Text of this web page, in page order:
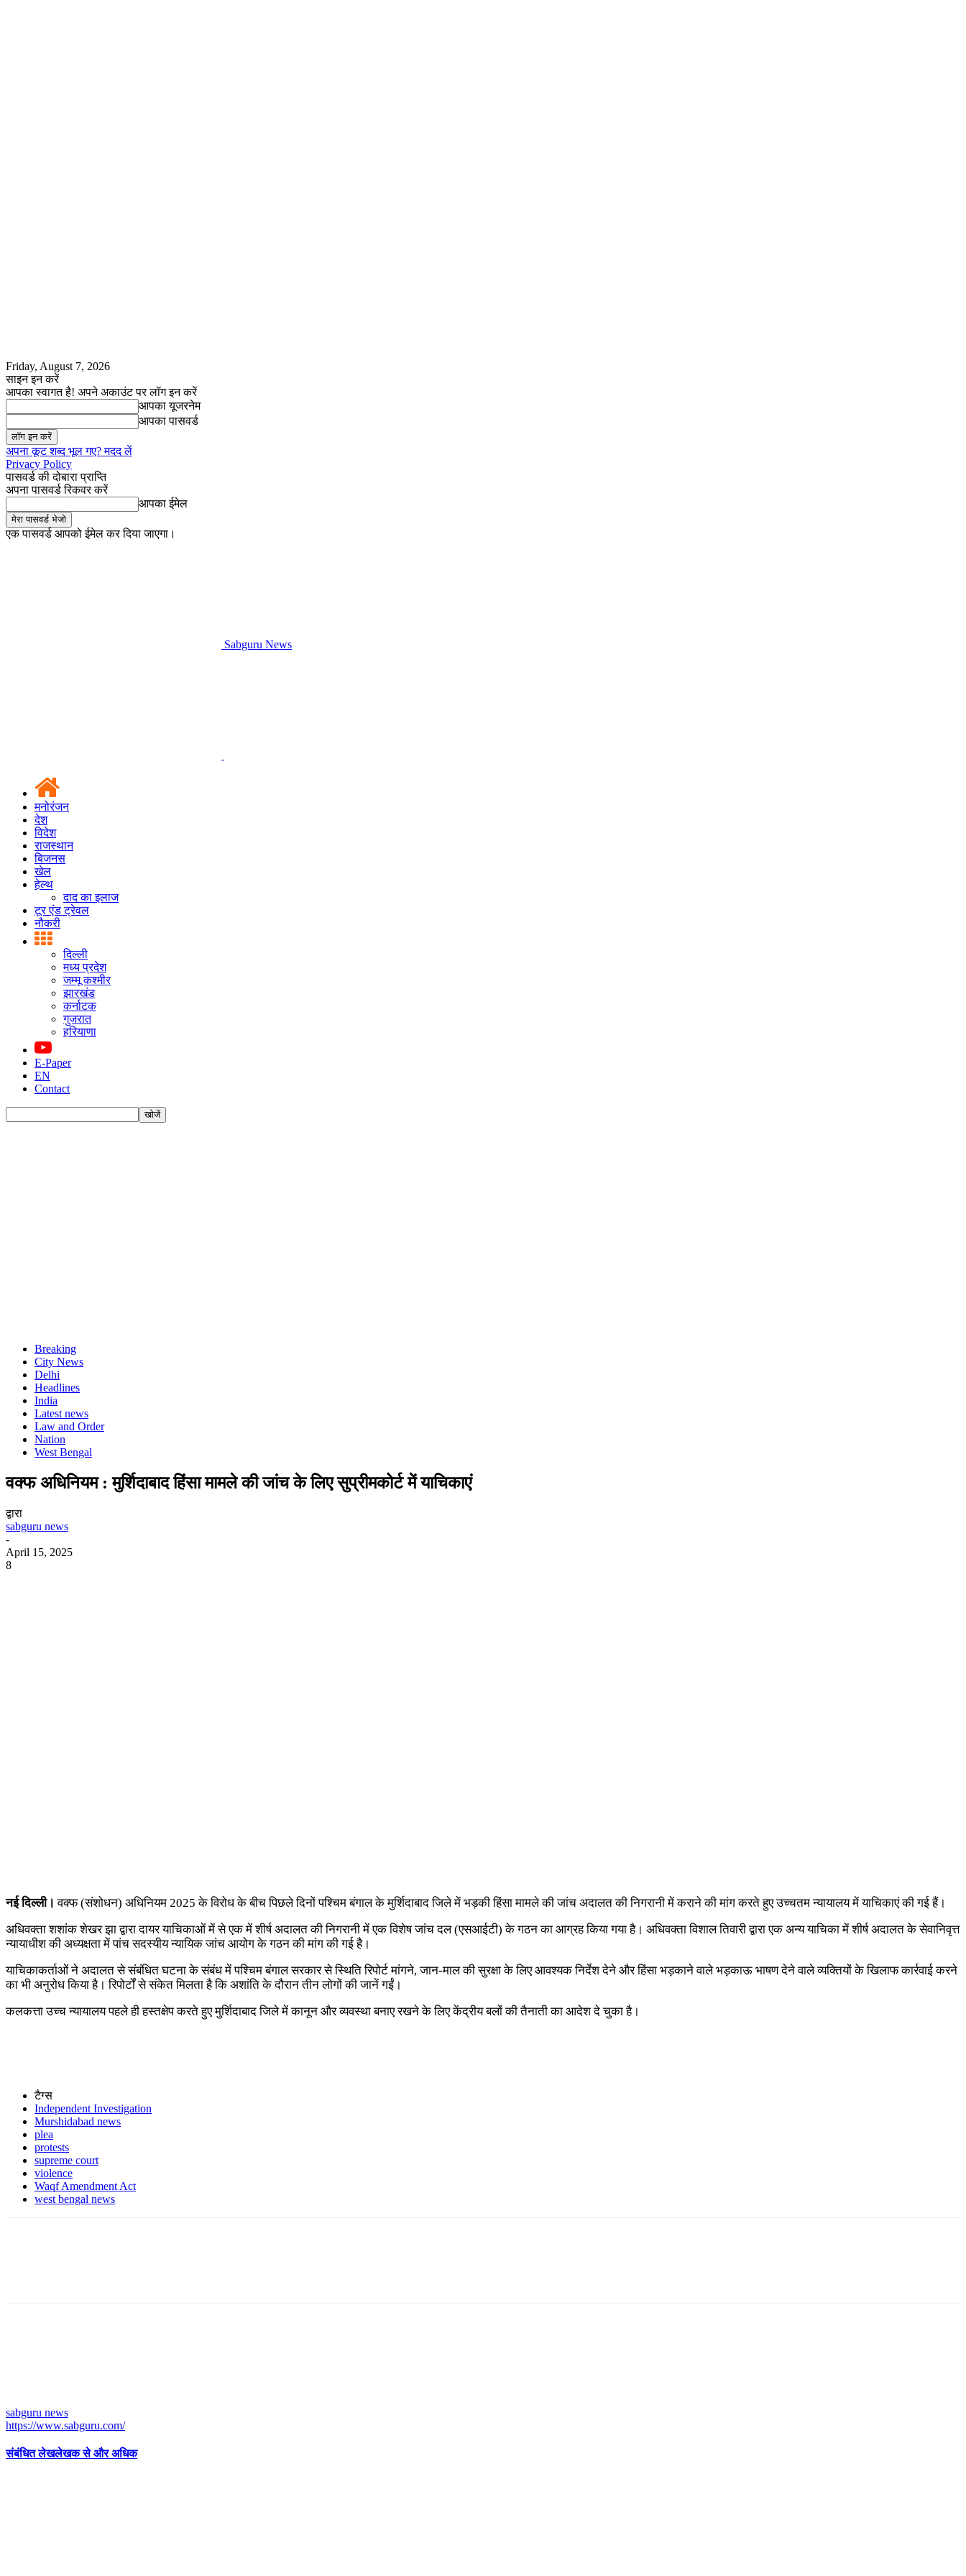
Friday, August 7, 2026
साइन इन करें
आपका स्वागत है! अपने अकाउंट पर लॉग इन करें
आपका यूजरनेम
आपका पासवर्ड
अपना कूट शब्द भूल गए? मदद लें
Privacy Policy
पासवर्ड की दोबारा प्राप्ति
अपना पासवर्ड रिकवर करें
आपका ईमेल
एक पासवर्ड आपको ईमेल कर दिया जाएगा।
Sabguru News
मनोरंजन
देश
विदेश
राजस्थान
बिजनस
खेल
हेल्थ
दाद का इलाज
टूर एंड ट्रेवल
नौकरी
दिल्ली
मध्य प्रदेश
जम्मू कश्मीर
झारखंड
कर्नाटक
गुजरात
हरियाणा
E-Paper
EN
Contact
Breaking
City News
Delhi
Headlines
India
Latest news
Law and Order
Nation
West Bengal
वक्फ अधिनियम : मुर्शिदाबाद हिंसा मामले की जांच के लिए सुप्रीमकोर्ट में याचिकाएं
द्वारा
sabguru news
-
April 15, 2025
8
नई दिल्ली। वक्फ (संशोधन) अधिनियम 2025 के विरोध के बीच पिछले दिनों पश्चिम बंगाल के मुर्शिदाबाद जिले में भड़की हिंसा मामले की जांच अदालत की निगरानी में कराने की मांग करते हुए उच्चतम न्यायालय में याचिकाएं की गई हैं।
अधिवक्ता शशांक शेखर झा द्वारा दायर याचिकाओं में से एक में शीर्ष अदालत की निगरानी में एक विशेष जांच दल (एसआईटी) के गठन का आग्रह किया गया है। अधिवक्ता विशाल तिवारी द्वारा एक अन्य याचिका में शीर्ष अदालत के सेवानिवृत्त
न्यायाधीश की अध्यक्षता में पांच सदस्यीय न्यायिक जांच आयोग के गठन की मांग की गई है।
याचिकाकर्ताओं ने अदालत से संबंधित घटना के संबंध में पश्चिम बंगाल सरकार से स्थिति रिपोर्ट मांगने, जान-माल की सुरक्षा के लिए आवश्यक निर्देश देने और हिंसा भड़काने वाले भड़काऊ भाषण देने वाले व्यक्तियों के खिलाफ कार्रवाई करने
का भी अनुरोध किया है। रिपोर्टों से संकेत मिलता है कि अशांति के दौरान तीन लोगों की जानें गईं।
कलकत्ता उच्च न्यायालय पहले ही हस्तक्षेप करते हुए मुर्शिदाबाद जिले में कानून और व्यवस्था बनाए रखने के लिए केंद्रीय बलों की तैनाती का आदेश दे चुका है।
टैग्स
Independent Investigation
Murshidabad news
plea
protests
supreme court
violence
Waqf Amendment Act
west bengal news
sabguru news
https://www.sabguru.com/
संबंधित लेखलेखक से और अधिक